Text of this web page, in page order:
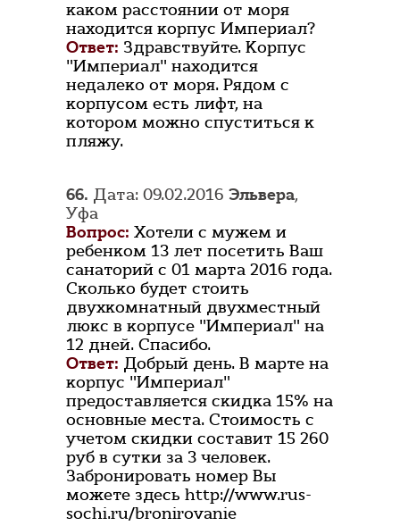
каком расстоянии от моря
находится корпус Империал?
Ответ: Здравствуйте. Корпус
"Империал" находится
недалеко от моря. Рядом с
корпусом есть лифт, на
котором можно спуститься к
пляжу.
66. Дата: 09.02.2016 Эльвера,
Уфа
Вопрос: Хотели с мужем и
ребенком 13 лет посетить Ваш
санаторий с 01 марта 2016 года.
Сколько будет стоить
двухкомнатный двухместный
люкс в корпусе "Империал" на
12 дней. Спасибо.
Ответ: Добрый день. В марте на
корпус "Империал"
предоставляется скидка 15% на
основные места. Стоимость с
учетом скидки составит 15 260
руб в сутки за 3 человек.
Забронировать номер Вы
можете здесь http://www.rus-
sochi.ru/bronirovanie